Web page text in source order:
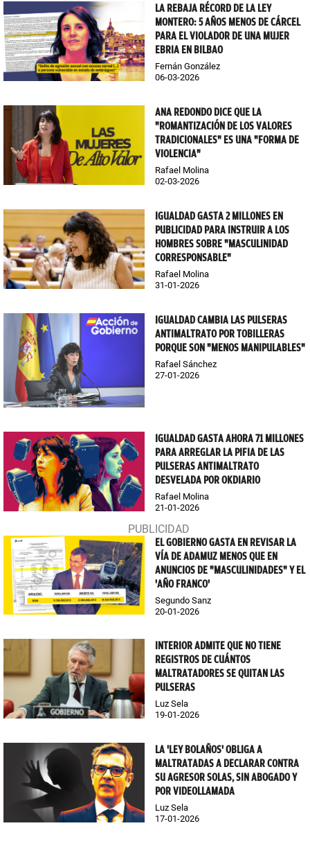
LA REBAJA RÉCORD DE LA LEY
MONTERO: 5 AÑOS MENOS DE CÁRCEL
PARA EL VIOLADOR DE UNA MUJER
EBRIA EN BILBAO
Fernán González
06-03-2026
ANA REDONDO DICE QUE LA
"ROMANTIZACIÓN DE LOS VALORES
TRADICIONALES" ES UNA "FORMA DE
VIOLENCIA"
Rafael Molina
02-03-2026
IGUALDAD GASTA 2 MILLONES EN
PUBLICIDAD PARA INSTRUIR A LOS
HOMBRES SOBRE "MASCULINIDAD
CORRESPONSABLE"
Rafael Molina
31-01-2026
IGUALDAD CAMBIA LAS PULSERAS
ANTIMALTRATO POR TOBILLERAS
PORQUE SON "MENOS MANIPULABLES"
Rafael Sánchez
27-01-2026
IGUALDAD GASTA AHORA 71 MILLONES
PARA ARREGLAR LA PIFIA DE LAS
PULSERAS ANTIMALTRATO
DESVELADA POR OKDIARIO
Rafael Molina
21-01-2026
EL GOBIERNO GASTA EN REVISAR LA
VÍA DE ADAMUZ MENOS QUE EN
ANUNCIOS DE "MASCULINIDADES" Y EL
'AÑO FRANCO'
Segundo Sanz
20-01-2026
INTERIOR ADMITE QUE NO TIENE
REGISTROS DE CUÁNTOS
MALTRATADORES SE QUITAN LAS
PULSERAS
Luz Sela
19-01-2026
LA 'LEY BOLAÑOS' OBLIGA A
MALTRATADAS A DECLARAR CONTRA
SU AGRESOR SOLAS, SIN ABOGADO Y
POR VIDEOLLAMADA
Luz Sela
17-01-2026